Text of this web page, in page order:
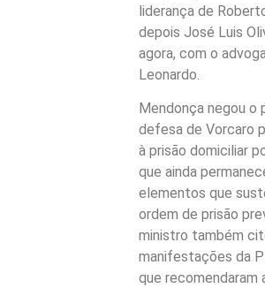
liderança de
depois José Luis
agora, com o
Leonardo.
Mendonça negou o
defesa de Vorcaro
à prisão domiciliar
que ainda
elementos que
ordem de prisão
ministro também
manifestações da
que recomendaram